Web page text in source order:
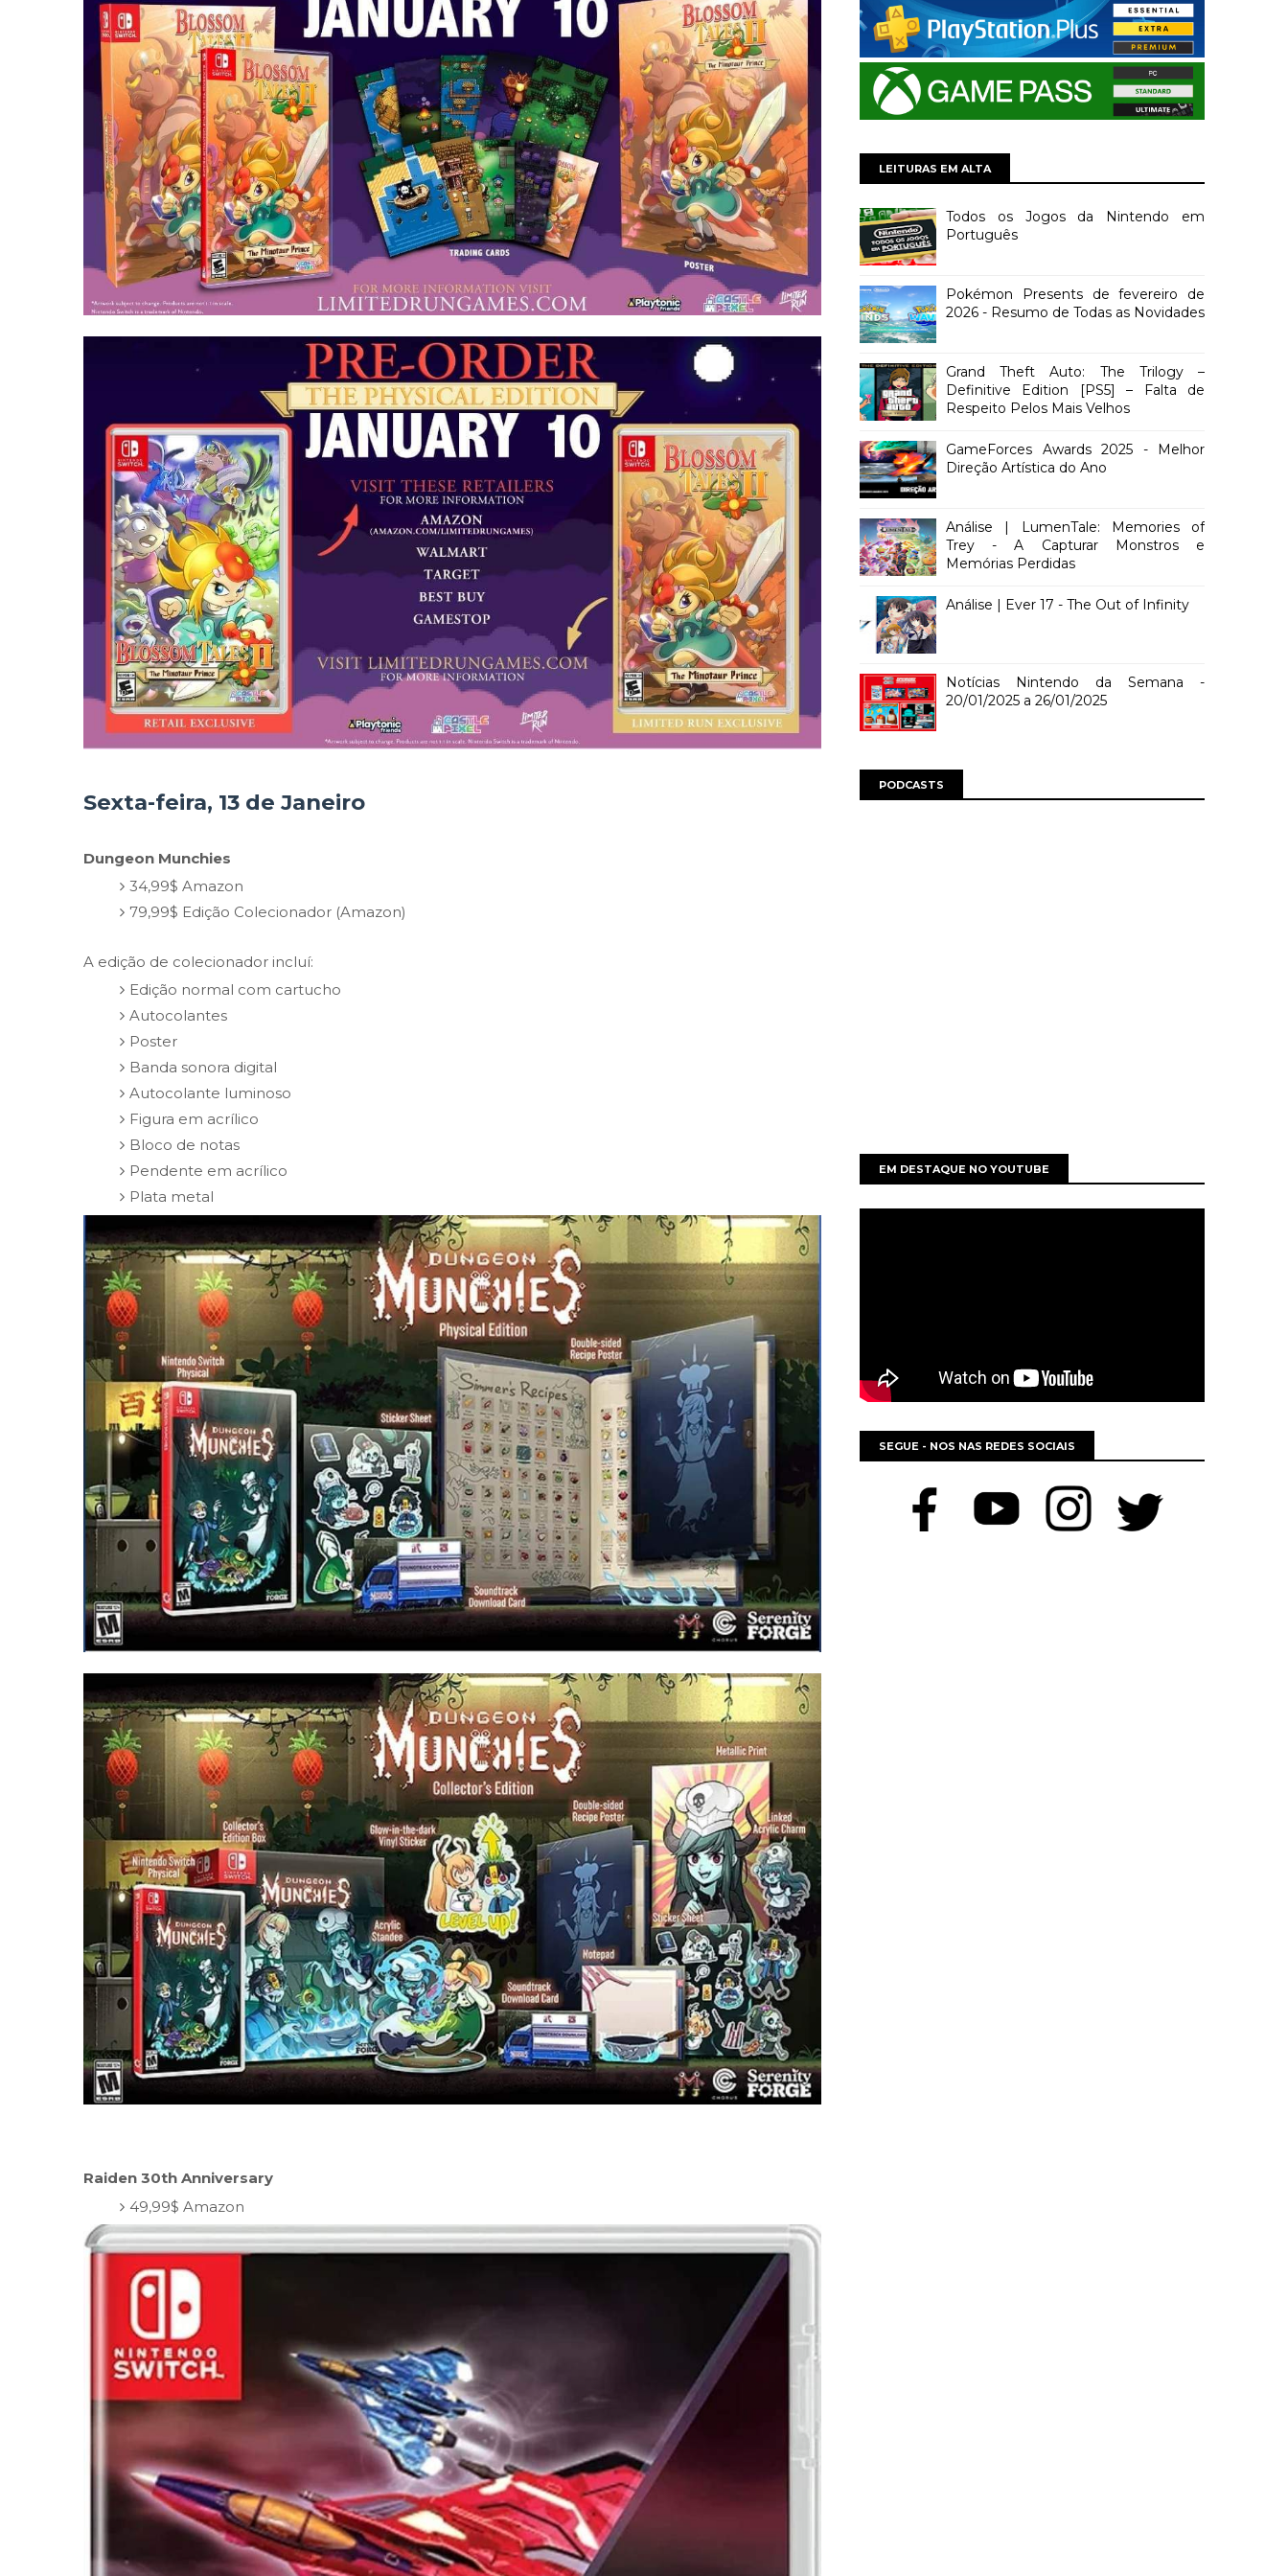
Sexta-feira, 13 de Janeiro
Dungeon Munchies
34,99$ Amazon
79,99$ Edição Colecionador (Amazon)
A edição de colecionador incluí:
Edição normal com cartucho
Autocolantes
Poster
Banda sonora digital
Autocolante luminoso
Figura em acrílico
Bloco de notas
Pendente em acrílico
Plata metal
Raiden 30th Anniversary
49,99$ Amazon
LEITURAS EM ALTA
Todos os Jogos da Nintendo em
Português
Pokémon Presents de fevereiro de
2026 - Resumo de Todas as Novidades
Grand Theft Auto: The Trilogy –
Definitive Edition [PS5] – Falta de
Respeito Pelos Mais Velhos
GameForces Awards 2025 - Melhor
Direção Artística do Ano
Análise | LumenTale: Memories of
Trey - A Capturar Monstros e
Memórias Perdidas
Análise | Ever 17 - The Out of Infinity
Notícias Nintendo da Semana -
20/01/2025 a 26/01/2025
PODCASTS
EM DESTAQUE NO YOUTUBE
SEGUE - NOS NAS REDES SOCIAIS